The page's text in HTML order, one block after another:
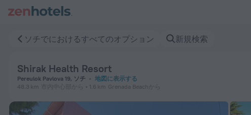
ソチでにおけるすべてのオプション 新規検索
Shirak Health Resort
Pereulok Pavlova 19, ソチ
地図に表示する
48.3 km
市内中心部から 1.6 km Grenada Beachから
Shirak Health Resort ソチでをZenHotels.comで今すぐ予約